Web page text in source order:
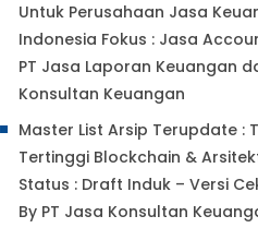
Untuk Perusahaan Jasa
Indonesia Fokus : Jasa
PT Jasa Laporan Keuangan
Konsultan Keuangan
Master List Arsip Terupdate :
Tertinggi Blockchain &
Status : Draft Induk – Versi
By PT Jasa Konsultan